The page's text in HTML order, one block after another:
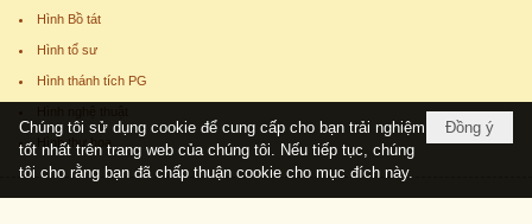
Hình Bồ tát
Hình tổ sư
Hình thánh tích PG
Hình thư họa
Đồng ý
Chúng tôi sử dụng cookie để cung cấp cho bạn trải nghiệm
tốt nhất trên trang web của chúng tôi. Nếu tiếp tục, chúng
tôi cho rằng bạn đã chấp thuận cookie cho mục đích này.